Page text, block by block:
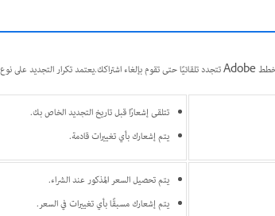
تتلقى إشعارًا قبل تاريخ التجديد الخاص بك.
يتم إشعارك بأي تغييرات قادمة.
يتم تحصيل السعر المذكور عند الشراء.
يتم إشعارك مسبقًا بأي تغييرات في السعر.